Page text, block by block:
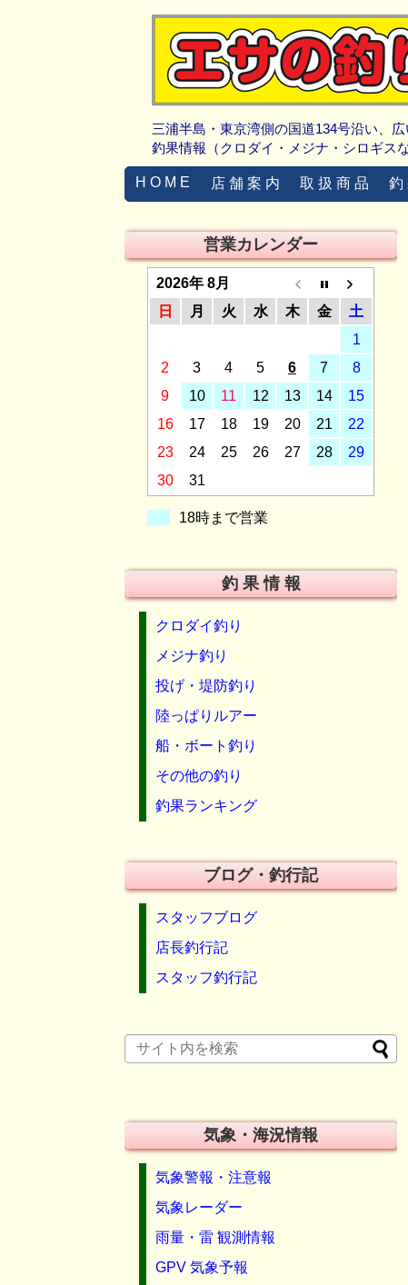
三浦半島・東京湾側の国道134号沿い、
釣果情報（クロダイ・メジナ・シロギス
H O M E 店 舗 案 内 取 扱 商 品 釣
営業カレンダー
2026年 8月
日
月 火 水 木 金
土
1
2
3 4 5 6 7
8
9
10 11 12 13 14
15
16
17 18 19 20 21
22
23
24 25 26 27 28
29
30
31
18時まで営業
釣 果 情 報
クロダイ釣り
メジナ釣り
投げ・堤防釣り
陸っぱりルアー
船・ボート釣り
その他の釣り
釣果ランキング
ブログ・釣行記
スタッフブログ
店長釣行記
スタッフ釣行記
気象・海況情報
気象警報・注意報
気象レーダー
雨量・雷 観測情報
GPV 気象予報